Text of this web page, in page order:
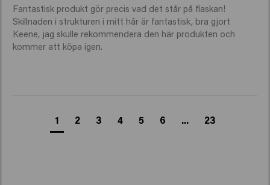
Fantastisk produkt gör precis vad det står på flaskan!
Skillnaden i strukturen i mitt hår är fantastisk, bra gjort
Keene, jag skulle rekommendera den här produkten och
kommer att köpa igen.
1 2 3 4 5 6 ... 23